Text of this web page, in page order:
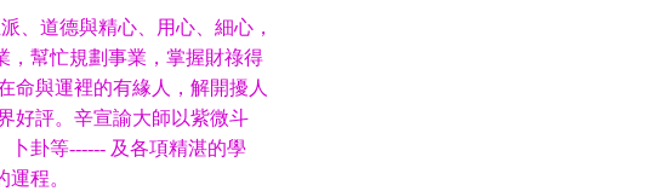
、道德與精心、用心、細心，
，幫忙規劃事業，掌握財祿得
命與運裡的有緣人，解開擾人
好評。辛宣諭大師以紫微斗
卦等------ 及各項精湛的學
程。